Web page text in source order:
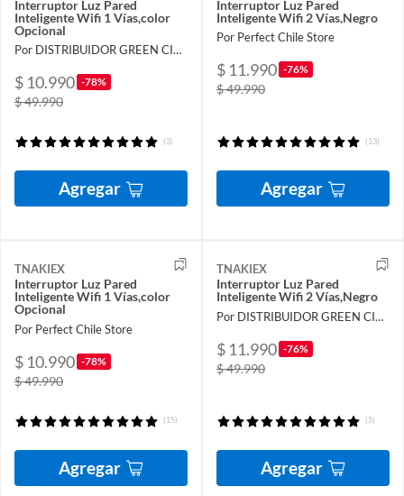
Interruptor Luz Pared
Inteligente Wifi 1 Vías,color
Opcional
Por DISTRIBUIDOR GREEN CITY SpA
$ 10.990 -78%
$ 49.990
(3)
Agregar
Interruptor Luz Pared
Inteligente Wifi 2 Vías,Negro
Por Perfect Chile Store
$ 11.990 -76%
$ 49.990
(13)
Agregar
TNAKIEX
Interruptor Luz Pared
Inteligente Wifi 1 Vías,color
Opcional
Por Perfect Chile Store
$ 10.990 -78%
$ 49.990
(15)
Agregar
TNAKIEX
Interruptor Luz Pared
Inteligente Wifi 2 Vías,Negro
Por DISTRIBUIDOR GREEN CITY SpA
$ 11.990 -76%
$ 49.990
(5)
Agregar